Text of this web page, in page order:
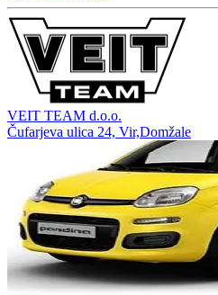
VEIT TEAM d.o.o.
Čufarjeva ulica 24, Vir,Domžale